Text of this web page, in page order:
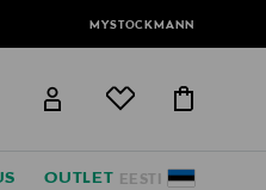
MYSTOCKMANN
label.header.go
EESTI
OUTLET